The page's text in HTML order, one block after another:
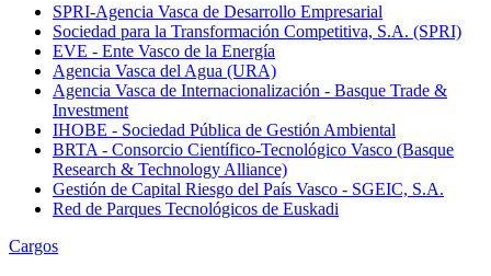
SPRI-Agencia Vasca de Desarrollo Empresarial
Sociedad para la Transformación Competitiva, S.A. (SPRI)
EVE - Ente Vasco de la Energía
Agencia Vasca del Agua (URA)
Agencia Vasca de Internacionalización - Basque Trade &
Investment
IHOBE - Sociedad Pública de Gestión Ambiental
BRTA - Consorcio Científico-Tecnológico Vasco (Basque
Research & Technology Alliance)
Gestión de Capital Riesgo del País Vasco - SGEIC, S.A.
Red de Parques Tecnológicos de Euskadi
Cargos